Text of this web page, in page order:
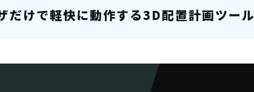
だけで軽快に動作する3D配置計画ツール